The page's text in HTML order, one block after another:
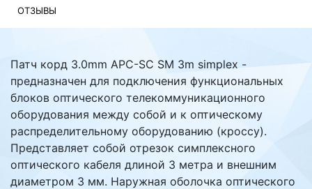
ОТЗЫВЫ
Патч корд 3.0mm APC-SC SM 3m simplex -
предназначен для подключения функциональных
блоков оптического телекоммуникационного
оборудования между собой и к оптическому
распределительному оборудованию (кроссу).
Представляет собой отрезок симплексного
оптического кабеля длиной 3 метра и внешним
диаметром 3 мм. Наружная оболочка оптического